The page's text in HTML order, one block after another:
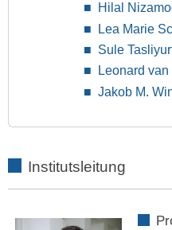
Hilal
Lea Marie
Sule
Leonard van
Jakob M.
Institutsleitung